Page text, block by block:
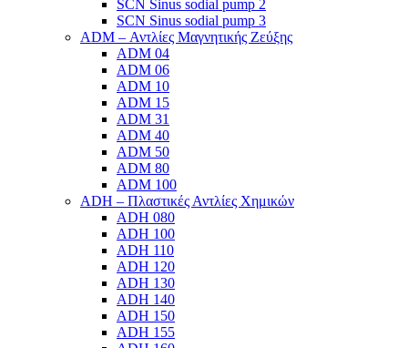
SCN Sinus sodial pump 2
SCN Sinus sodial pump 3
ADM – Αντλίες Μαγνητικής Ζεύξης
ADM 04
ADM 06
ADM 10
ADM 15
ADM 31
ADM 40
ADM 50
ADM 80
ADM 100
ADH – Πλαστικές Αντλίες Χημικών
ADH 080
ADH 100
ADH 110
ADH 120
ADH 130
ADH 140
ADH 150
ADH 155